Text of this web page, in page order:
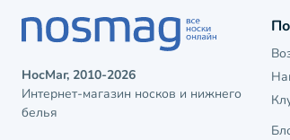
НосМаг, 2010-2026
Интернет-магазин носков и нижнего
белья